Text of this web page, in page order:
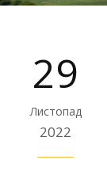
29
Листопад
2022